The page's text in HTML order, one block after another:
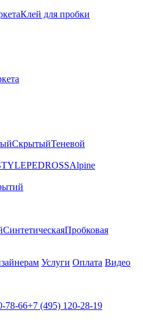
Клей для пробки
СкрытыйТеневой
PEDROSSAlpine
СинтетическаяПробковая
Услуги Оплата Видео
78-66+7 (495) 120-28-19